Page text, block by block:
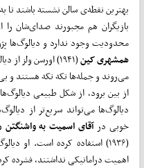
بهترین نقطه‌ی‌ سالن نشسته باشند تا
بازیگران هم مجبورند صدای‌شان را
محدودیت وجود ندارد و دیالوگ‌ها
همشهری کین
(۱۹۴۱) اورسن ولز
می‌روند و جمله‌ها تکه تکه هستند و بی
از بین برود، از شکل طبیعی
دیالوگ‌ها می‌تواند سریع‌تر از
خوبی در آقای اسمیت به واشنگتن
(۱۹۳۶) استفاده کرده است. او
اهمیت دراماتیکی نداشتند، فشرده